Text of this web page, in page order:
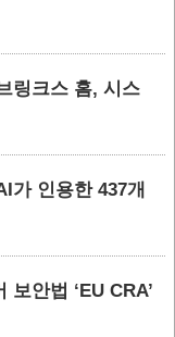
링크스 홈, 시스
가 인용한 437개
안법 ‘EU CRA’